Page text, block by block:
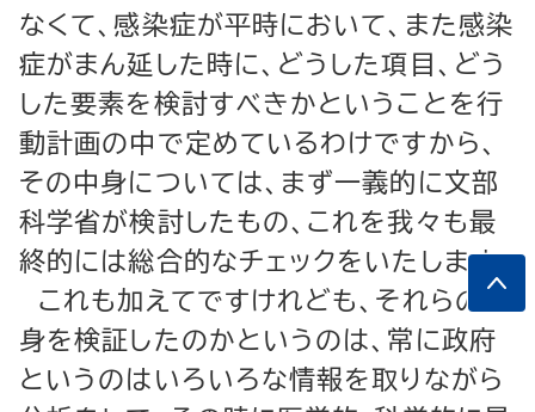
なくて、感染症が平時において、また感染
症がまん延した時に、どうした項目、どう
した要素を検討すべきかということを行
動計画の中で定めているわけですから、
その中身については、まず一義的に文部
科学省が検討したもの、これを我々も最
終的には総合的なチェックをいたします。
これも加えてですけれども、それらの中
身を検証したのかというのは、常に政府
というのはいろいろな情報を取りながら